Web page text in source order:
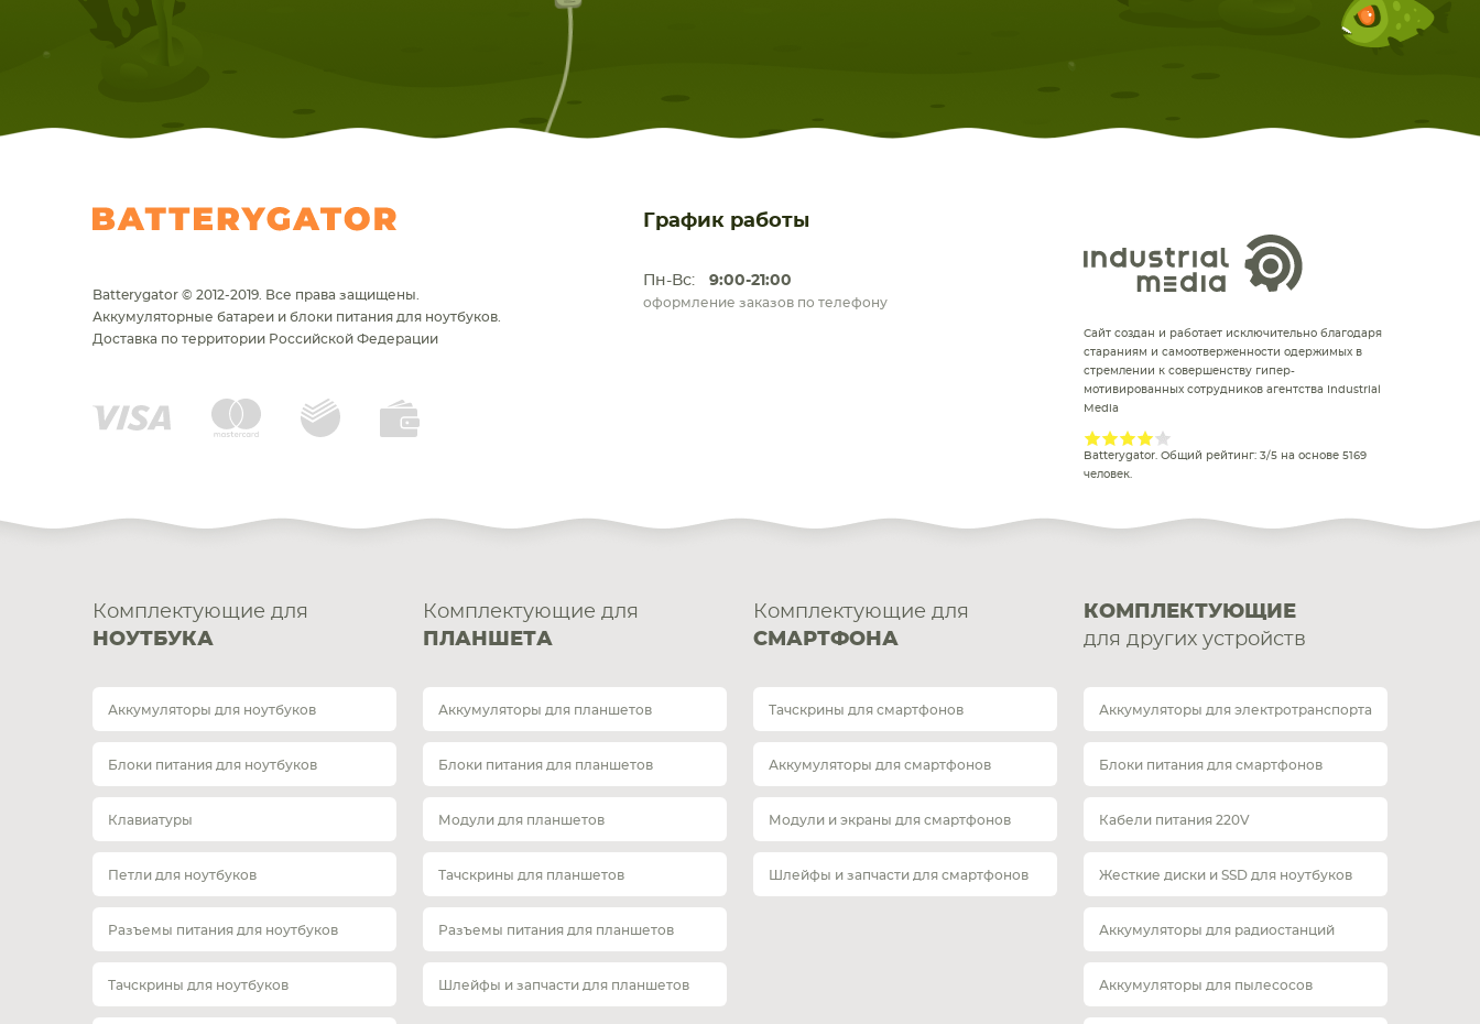
НОУТБУКА
График работы
Пн-Вс: 9:00-21:00
оформление заказов по телефону
Batterygator © 2012-2019. Все права защищены.
Аккумуляторные батареи и блоки питания для ноутбуков.
Доставка по территории Российской Федерации
Сайт создан и работает исключительно благодаря
стараниям и самоотверженности одержимых в
стремлении к совершенству гипер-
мотивированных сотрудников агентства Industrial
Media
Batterygator. Общий рейтинг: 3/5 на основе 5169
человек.
Комплектующие для
НОУТБУКА
Аккумуляторы для ноутбуков
Блоки питания для ноутбуков
Клавиатуры
Петли для ноутбуков
Разъемы питания для ноутбуков
Тачскрины для ноутбуков
Комплектующие для
ПЛАНШЕТА
Аккумуляторы для планшетов
Блоки питания для планшетов
Модули для планшетов
Тачскрины для планшетов
Разъемы питания для планшетов
Шлейфы и запчасти для планшетов
Комплектующие для
СМАРТФОНА
Тачскрины для смартфонов
Аккумуляторы для смартфонов
Модули и экраны для смартфонов
Шлейфы и запчасти для смартфонов
КОМПЛЕКТУЮЩИЕ
для других устройств
Аккумуляторы для электротранспорта
Блоки питания для смартфонов
Кабели питания 220V
Жесткие диски и SSD для ноутбуков
Аккумуляторы для радиостанций
Аккумуляторы для пылесосов